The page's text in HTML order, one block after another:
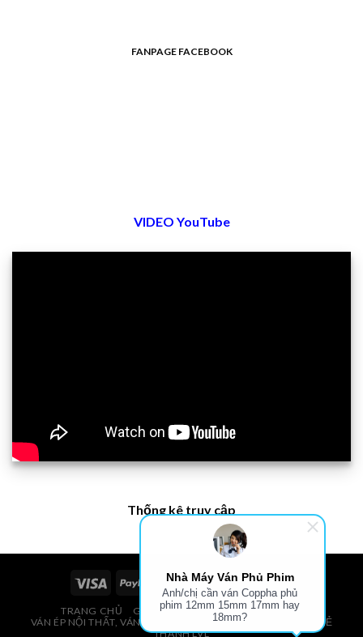
FANPAGE FACEBOOK
VIDEO YouTube
Thống kê truy cập
TRANG CHỦ
GIÁ VÁN PHỦ PHIM, VÁN COPPHA
VÁN ÉP NỘI THẤT, VÁN ÉP BAO BÌ, VÁN SOFA, PALLETS, VÁN SẺ
THANH LVL
Nhà Máy Ván Phủ Phim
Anh/chị cần ván Coppha phủ
phim 12mm 15mm 17mm hay
18mm?